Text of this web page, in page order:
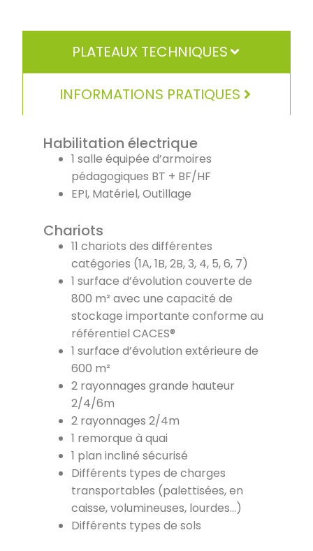
PLATEAUX TECHNIQUES
INFORMATIONS PRATIQUES
Habilitation électrique
1 salle équipée d’armoires
pédagogiques BT + BF/HF
EPI, Matériel, Outillage
Chariots
11 chariots des différentes
catégories (1A, 1B, 2B, 3, 4, 5, 6, 7)
1 surface d’évolution couverte de
800 m² avec une capacité de
stockage importante conforme au
référentiel CACES®
1 surface d’évolution extérieure de
600 m²
2 rayonnages grande hauteur
2/4/6m
2 rayonnages 2/4m
1 remorque à quai
1 plan incliné sécurisé
Différents types de charges
transportables (palettisées, en
caisse, volumineuses, lourdes…)
Différents types de sols